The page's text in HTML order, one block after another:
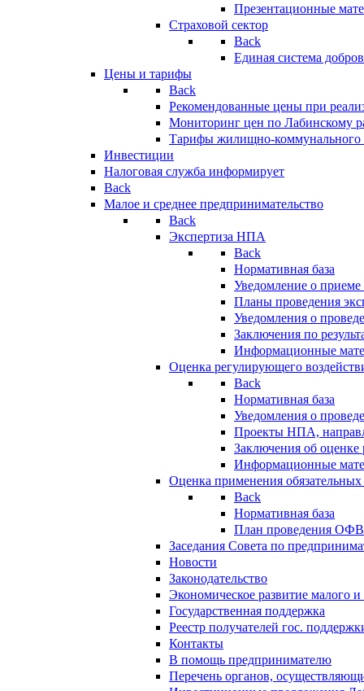
Презентационные
Страховой сектор
Back
Единая система
Цены и тарифы
Back
Рекомендованные цены при
Мониторинг цен по Лабинскому
Тарифы жилищно-коммунального
Инвестиции
Налоговая служба информирует
Back
Малое и среднее предпринимательство
Back
Экспертиза НПА
Back
Нормативная база
Уведомление о
Планы проведения
Уведомления о
Заключения по
Информационные
Оценка регулирующего
Back
Нормативная база
Уведомления о
Проекты НПА,
Заключения об
Информационные
Оценка применения
Back
Нормативная база
План проведения
Заседания Совета по
Новости
Законодательство
Экономическое развитие малого и
Государственная поддержка
Реестр получателей гос.
Контакты
В помощь предпринимателю
Перечень органов,